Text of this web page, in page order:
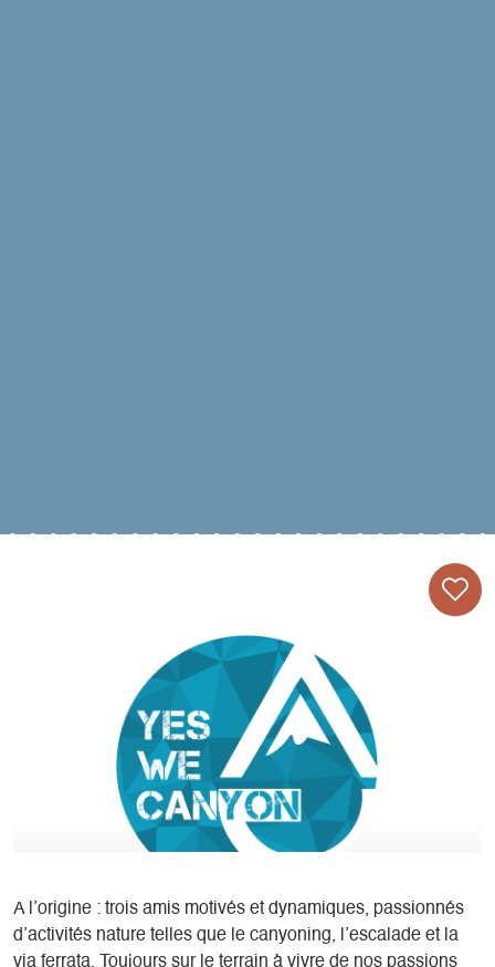
A l’origine : trois amis motivés et dynamiques, passionnés
d’activités nature telles que le canyoning, l’escalade et la
via ferrata. Toujours sur le terrain à vivre de nos passions